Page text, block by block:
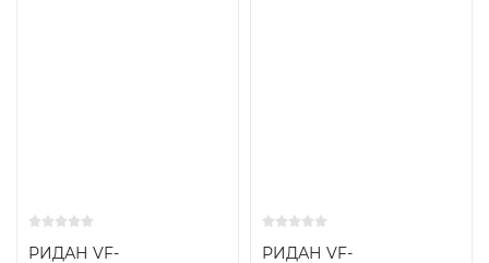
РИДАН VF-
РИДАН VF-